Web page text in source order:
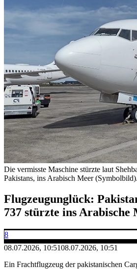
Die vermisste Maschine stürzte laut
Pakistans, ins Arabisch Meer (Symbolbild).
Flugzeugunglück:
737 stürzte ins Arabische
8
08.07.2026, 10:5108.07.2026, 10:51
Ein Frachtflugzeug der pakistanischen